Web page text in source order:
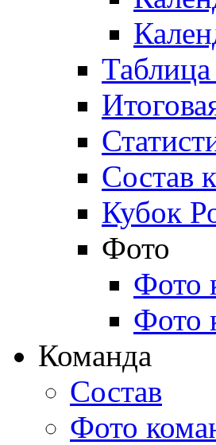
Состав
Кубок
Фото
Фото
Фото
Команда
Состав
Фото